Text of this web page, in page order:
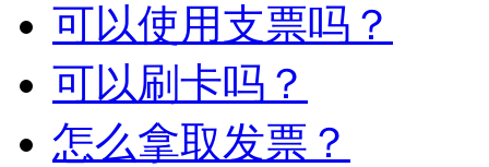
可以使用支票吗？
可以刷卡吗？
怎么拿取发票？